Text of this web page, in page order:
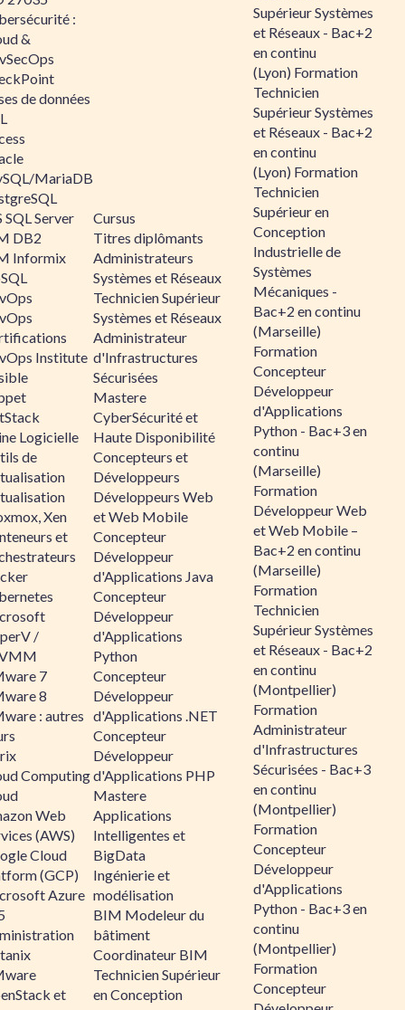
:
&
de données
MariaDB
SQL Server
DB2
Informix
Institute
Logicielle
de
Xen
et
/
7
8
: autres
Computing
Web
(AWS)
Cloud
(GCP)
Azure
et
Cursus
Titres diplômants
Administrateurs
Systèmes et Réseaux
Technicien Supérieur
Systèmes et Réseaux
Administrateur
d'Infrastructures
Sécurisées
Mastere
CyberSécurité et
Haute Disponibilité
Concepteurs et
Développeurs
Développeurs Web
et Web Mobile
Concepteur
Développeur
d'Applications Java
Concepteur
Développeur
d'Applications
Python
Concepteur
Développeur
d'Applications .NET
Concepteur
Développeur
d'Applications PHP
Mastere
Applications
Intelligentes et
BigData
Ingénierie et
modélisation
BIM Modeleur du
bâtiment
Coordinateur BIM
Technicien Supérieur
en Conception
Supérieur Systèmes
et Réseaux - Bac+2
en continu
(Lyon) Formation
Technicien
Supérieur Systèmes
et Réseaux - Bac+2
en continu
(Lyon) Formation
Technicien
Supérieur en
Conception
Industrielle de
Systèmes
Mécaniques -
Bac+2 en continu
(Marseille)
Formation
Concepteur
Développeur
d'Applications
Python - Bac+3 en
continu
(Marseille)
Formation
Développeur Web
et Web Mobile –
Bac+2 en continu
(Marseille)
Formation
Technicien
Supérieur Systèmes
et Réseaux - Bac+2
en continu
(Montpellier)
Formation
Administrateur
d'Infrastructures
Sécurisées - Bac+3
en continu
(Montpellier)
Formation
Concepteur
Développeur
d'Applications
Python - Bac+3 en
continu
(Montpellier)
Formation
Concepteur